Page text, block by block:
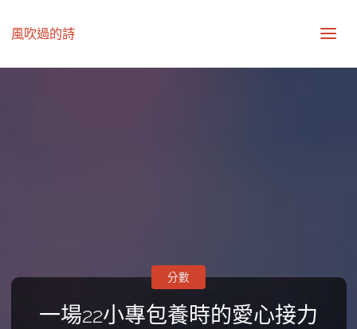
風吹過的詩
一場22小專包養時的愛心接力
分數